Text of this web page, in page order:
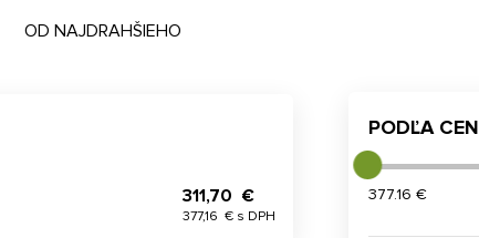
OD NAJDRAHŠIEHO
311,70 €
377,16 € s DPH
PODĽA
377.16 €